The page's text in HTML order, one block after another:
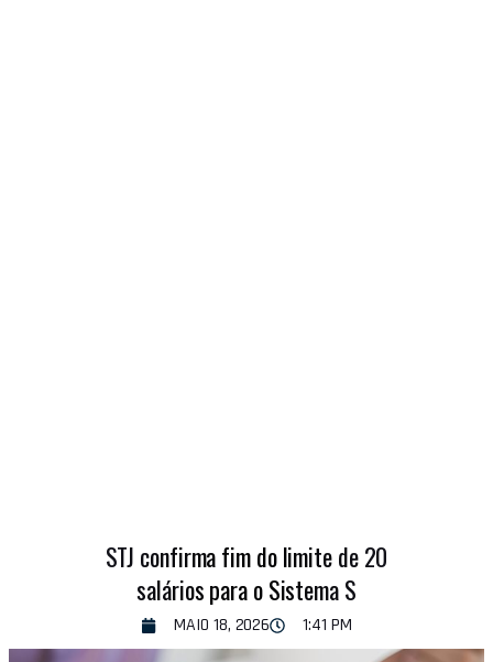
STJ confirma fim do limite de 20
salários para o Sistema S
MAIO 18, 2026 1:41 PM